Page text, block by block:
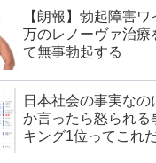
【朗報】勃起障害ワ
万のレノーヴァ治療
て無事勃起する
日本社会の事実なの
か言ったら怒られる
キング1位ってこれ